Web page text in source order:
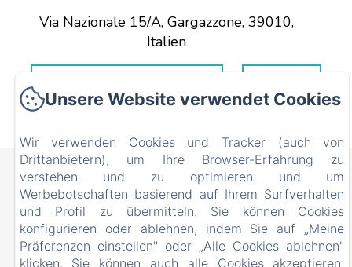
Via Nazionale 15/A, Gargazzone, 39010,
Italien
BEKOMMEN AN
Appartamento Giustina
Via Nazionale 15/A, Gargazzone, 39010, Italien
ciflorio@yahoo.it
+393334002911
+393281952243
Unsere Website verwendet Cookies
Wir verwenden Cookies und Tracker (auch von
Drittanbietern), um Ihre Browser-Erfahrung zu
verstehen und zu optimieren und um
Werbebotschaften basierend auf Ihrem Surfverhalten
und Profil zu übermitteln. Sie können Cookies
konfigurieren oder ablehnen, indem Sie auf „Meine
Präferenzen einstellen" oder „Alle Cookies ablehnen"
klicken. Sie können auch alle Cookies akzeptieren,